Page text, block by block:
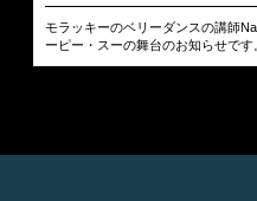
モラッキーのベリーダンスの講師
ーピー・スーの舞台のお知らせで